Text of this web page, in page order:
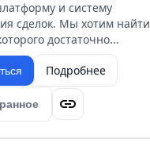
и систему
сделок. Мы хотим найти
достаточно...
Подробнее
link